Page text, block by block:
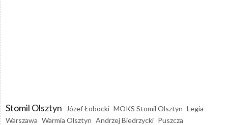
Stomil Olsztyn Józef Łobocki MOKS Stomil Olsztyn Legia
Warszawa Warmia Olsztyn Andrzej Biedrzycki Puszcza